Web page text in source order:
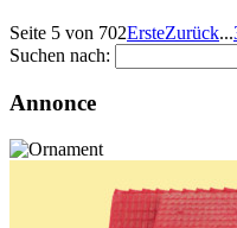
Seite 5 von 702ErsteZurück...
Suchen nach:
Annonce